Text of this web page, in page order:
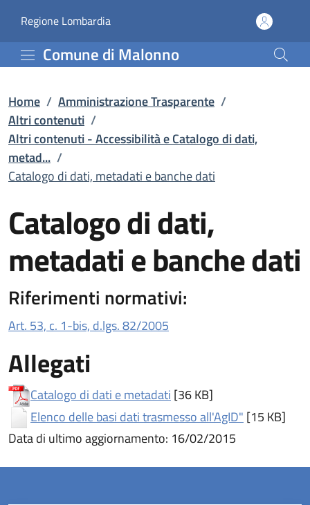
Catalogo di dati,
Regione Lombardia(apre in un'altra scheda).
Comune di Malonno
Home / Amministrazione Trasparente /
Altri contenuti /
Altri contenuti - Accessibilità e Catalogo di dati,
metad... /
Catalogo di dati, metadati e banche dati
Catalogo di dati,
metadati e banche dati
Riferimenti normativi:
Art. 53, c. 1-bis, d.lgs. 82/2005
Allegati
Catalogo di dati e metadati (apre in un'altra scheda).
[36 KB]
Elenco delle basi dati trasmesso all'AgID" (apre in
[15 KB]
Data di ultimo aggiornamento: 16/02/2015